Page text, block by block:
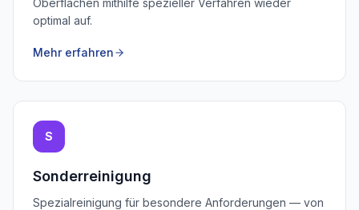
Oberflächen mithilfe spezieller Verfahren wieder
optimal auf.
Mehr erfahren
S
Sonderreinigung
Spezialreinigung für besondere Anforderungen — von